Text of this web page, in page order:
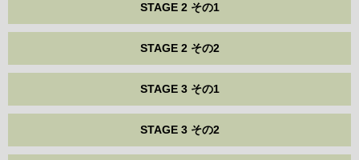
STAGE 2 その1
STAGE 2 その2
STAGE 3 その1
STAGE 3 その2